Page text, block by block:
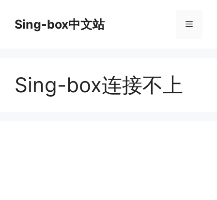
Sing-box中文站 菜
Sing-box连接不上